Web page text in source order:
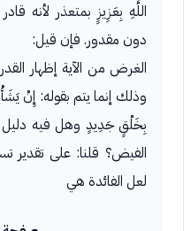
اللَّهِ بِعَزِيزٍ بمتعذر لأنه
دون مقدور. فإن قيل:
الغرض من الآية إظهار
وذلك إنما يتم بقوله: إِنْ
بِخَلْقٍ جَدِيدٍ وهل فيه
الفيض؟ قلنا: على تقدير
لعل الفائدة هي